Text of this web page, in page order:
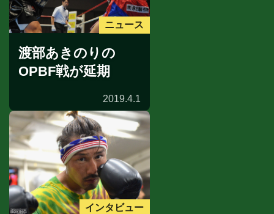
ニュース
渡部あきのりの
OPBF戦が延期
2019.4.1
インタビュー